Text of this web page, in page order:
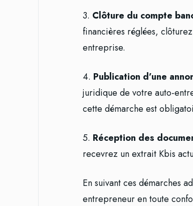
3. Clôture du compte
financières réglées,
entreprise.
4. Publication d’une
juridique de votre auto-
cette démarche est
5. Réception des
recevrez un extrait Kbis
En suivant ces démarches
entrepreneur en toute